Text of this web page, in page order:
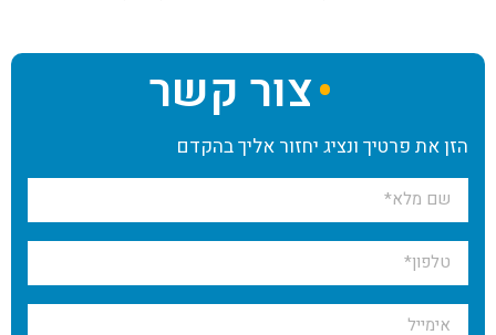
צור קשר
הזן את פרטיך ונציג יחזור אליך בהקדם